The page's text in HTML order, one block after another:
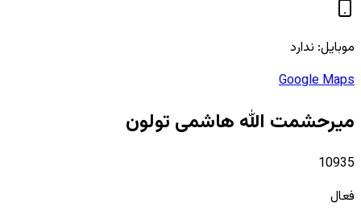
موبایل: ندارد
Google Maps
میرحشمت الله هاشمی تولون
10935
فعال